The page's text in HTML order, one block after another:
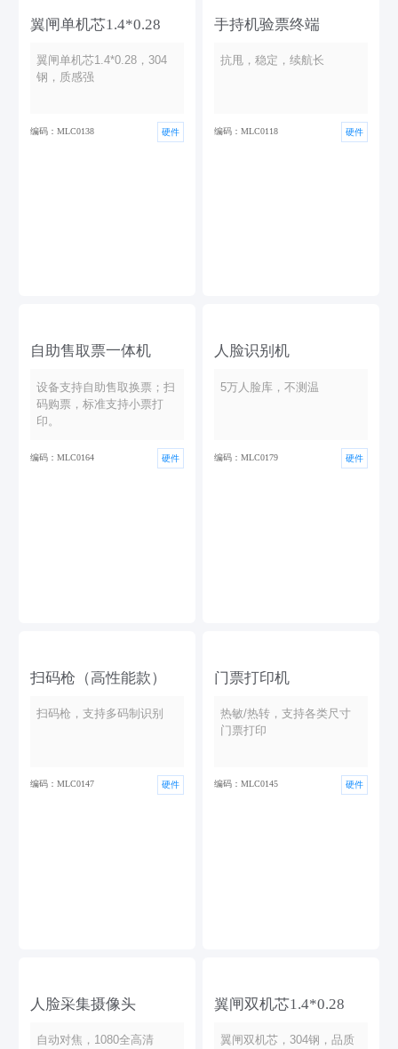
翼闸单机芯1.4*0.28
翼闸单机芯1.4*0.28，304
钢，质感强
编码：MLC0138 硬件
手持机验票终端
抗甩，稳定，续航长
编码：MLC0118 硬件
自助售取票一体机
设备支持自助售取换票；扫
码购票，标准支持小票打
印。
编码：MLC0164 硬件
人脸识别机
5万人脸库，不测温
编码：MLC0179 硬件
扫码枪（高性能款）
扫码枪，支持多码制识别
编码：MLC0147 硬件
门票打印机
热敏/热转，支持各类尺寸
门票打印
编码：MLC0145 硬件
人脸采集摄像头
自动对焦，1080全高清
翼闸双机芯1.4*0.28
翼闸双机芯，304钢，品质